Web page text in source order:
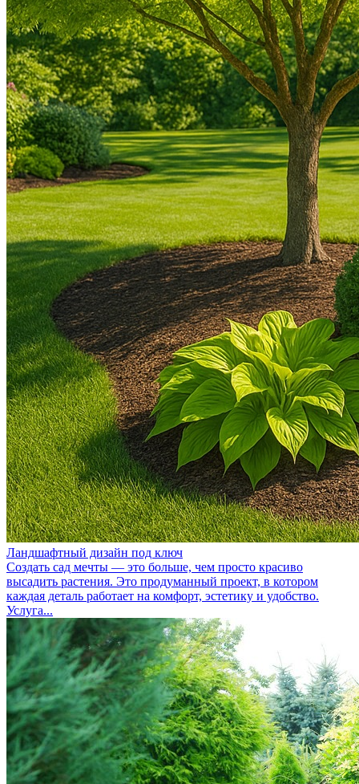
Ландшафтный дизайн под ключ
Создать сад мечты — это больше, чем просто красиво
высадить растения. Это продуманный проект, в котором
каждая деталь работает на комфорт, эстетику и удобство.
Услуга...